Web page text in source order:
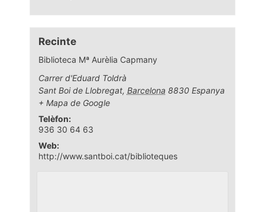
Recinte
Biblioteca Mª Aurèlia Capmany
Carrer d'Eduard Toldrà
Sant Boi de Llobregat, Barcelona 8830 Espanya
+ Mapa de Google
Telèfon:
936 30 64 63
Web:
http://www.santboi.cat/biblioteques